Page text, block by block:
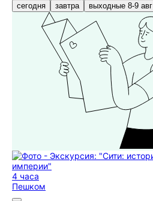
сегодня завтра выходные 8-9 авг
4 часа
Пешком